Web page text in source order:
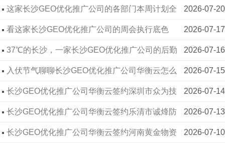
公司
长沙网络推广公司华衡云签约荥阳利顺包装，破
解包装行业线上获客难题
长沙SEO优化公司华衡云签约湖南安家装饰工程
有限公司
长沙SEO优化公司华衡云签约郴州建桥草皮苗木
基地，助力农林企业打通线上销路
长沙SEO优化公司华衡云签约长沙长铝建材，赋
能铝材企业线上拓客
长沙SEO优化公司华衡云签约湘阴品艺家居，优
化赋能本地家居门店线上获客
长沙SEO优化公司华衡云达成新合作，助力医药
科技企业提升搜索展现效果
长沙SEO优化公司华衡云签约河南维鑫诺生生物
务护航机制 2026-07-20
这家长沙GEO优化推广公司的各部门本周计划全
披露 2026-07-17
看这家长沙GEO优化推广公司的周会执行底色
2026-07-16
37℃的长沙，一家长沙GEO优化推广公司的后勤
与履约 2026-07-15
入伏节气聊聊长沙GEO优化推广公司华衡云怎么
陪客户熬过这10天 2026-07-14
长沙GEO优化推广公司华衡云签约深圳市众为技
术科技有限公司 2026-07-13
长沙GEO优化推广公司华衡云签约乐清市诚烽防
爆电气有限公司 2026-07-10
长沙GEO优化推广公司华衡云签约河南黄金物资